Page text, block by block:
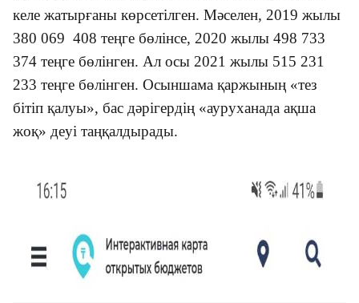
келе жатырғаны көрсетілген. Мәселен, 2019 жылы
380 069 408 теңге бөлінсе, 2020 жылы 498 733
374 теңге бөлінген. Ал осы 2021 жылы 515 231
233 теңге бөлінген. Осыншама қаржының «тез
бітіп қалуы», бас дәрігердің «ауруханада ақша
жоқ» деуі таңқалдырады.